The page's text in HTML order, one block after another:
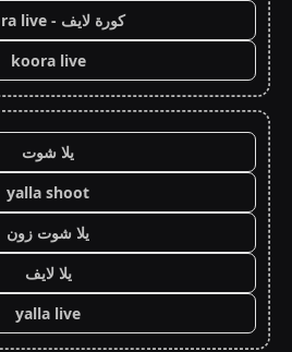
كورة لايف - koora live
koora live
يلا شوت
yalla shoot
يلا شوت زون
يلا لايف
yalla live